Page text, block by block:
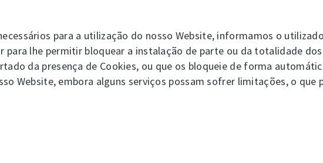
para a utilização do nosso Website, informamos o
para lhe permitir bloquear a instalação de parte ou da totalidade
da presença de Cookies, ou que os bloqueie de forma
Website, embora alguns serviços possam sofrer limitações, o que